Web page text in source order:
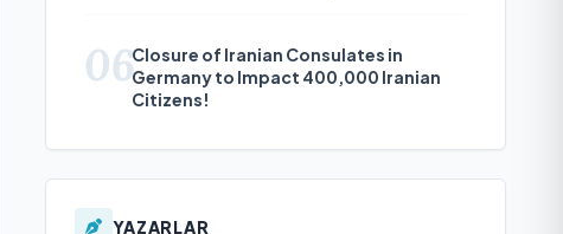
06Closure of Iranian Consulates in
Germany to Impact 400,000 Iranian
Citizens!
YAZARLAR